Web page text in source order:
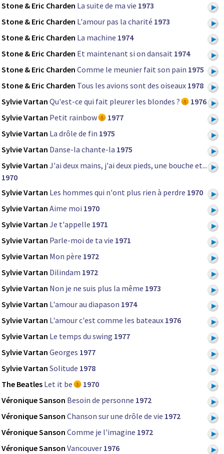
Stone & Eric Charden La suite de ma vie 1973
Stone & Eric Charden L'amour pas la charité 1973
Stone & Eric Charden La machine 1974
Stone & Eric Charden Et maintenant si on dansait 1974
Stone & Eric Charden Comme le meunier fait son pain 1975
Stone & Eric Charden Tous les avions sont des oiseaux 1978
Sylvie Vartan Qu'est-ce qui fait pleurer les blondes ?
1976
Sylvie Vartan Petit rainbow
1977
Sylvie Vartan La drôle de fin 1975
Sylvie Vartan Danse-la chante-la 1975
Sylvie Vartan J'ai deux mains, j'ai deux pieds, une bouche et...
1970
Sylvie Vartan Les hommes qui n'ont plus rien à perdre 1970
Sylvie Vartan Aime moi 1970
Sylvie Vartan Je t'appelle 1971
Sylvie Vartan Parle-moi de ta vie 1971
Sylvie Vartan Mon père 1972
Sylvie Vartan Dilindam 1972
Sylvie Vartan Non je ne suis plus la même 1973
Sylvie Vartan L'amour au diapason 1974
Sylvie Vartan L'amour c'est comme les bateaux 1976
Sylvie Vartan Le temps du swing 1977
Sylvie Vartan Georges 1977
Sylvie Vartan Solitude 1978
The Beatles Let it be
1970
Véronique Sanson Besoin de personne 1972
Véronique Sanson Chanson sur une drôle de vie 1972
Véronique Sanson Comme je l'imagine 1972
Véronique Sanson Vancouver 1976